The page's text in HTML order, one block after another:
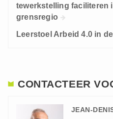
tewerkstelling faciliteren
grensregio
Leerstoel Arbeid 4.0 in
CONTACTEER
JEAN-